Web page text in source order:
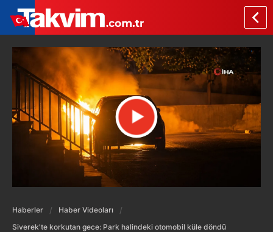
Haberler
Haber Videoları
Siverek'te korkutan gece: Park halindeki otomobil küle döndü